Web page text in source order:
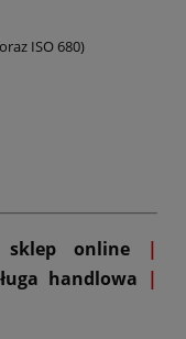
ISO 680)
online
|
handlowa |